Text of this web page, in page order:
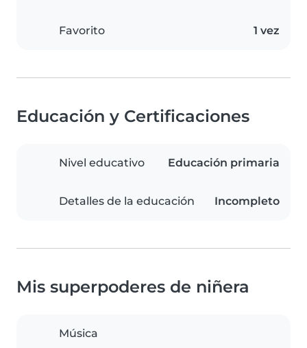
Favorito 1 vez
Educación y Certificaciones
Nivel educativo Educación primaria
Detalles de la educación Incompleto
Mis superpoderes de niñera
Música